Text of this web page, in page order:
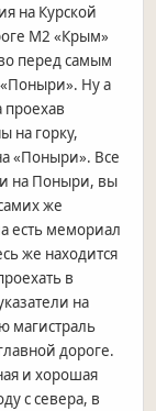
на Курской
М2 «Крым»
перед самым
Ну а
проехав
на горку,
«Поныри». Все
на Поныри, вы
же
есть мемориал
же находится
в
на
магистраль
дороге.
и хорошая
с севера, в